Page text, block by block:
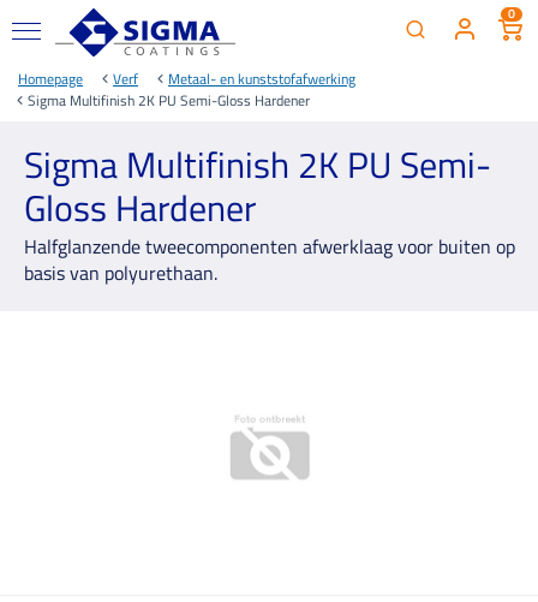
0
Homepage Verf
Metaal- en kunststofafwerking
Sigma Multifinish 2K PU Semi-Gloss Hardener
Sigma Multifinish 2K PU Semi-
Gloss Hardener
Halfglanzende tweecomponenten afwerklaag voor buiten op
basis van polyurethaan.